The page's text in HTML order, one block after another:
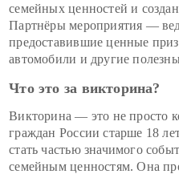
семейных ценностей и
Партнёры мероприятия —
предоставившие ценные
автомобили и другие
Что это за викторина?
Викторина — это не просто
граждан России старше 18
стать частью значимого
семейным ценностям. Она